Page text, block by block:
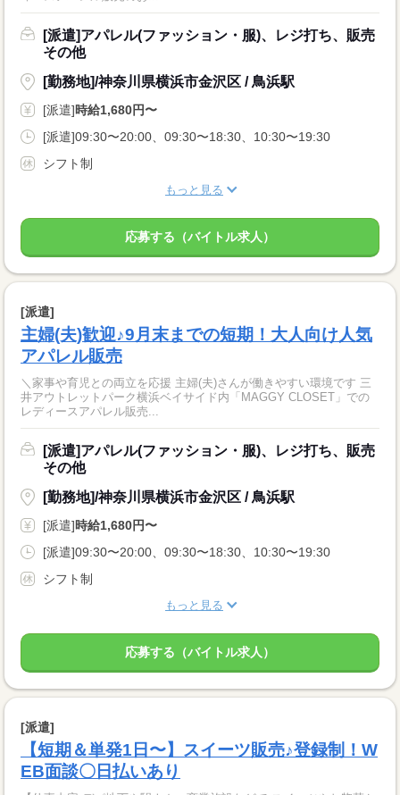
[派遣]アパレル(ファッション・服)、レジ打ち、販売
その他
[勤務地]/神奈川県横浜市金沢区 / 鳥浜駅
[派遣]時給1,680円〜
[派遣]09:30〜20:00、09:30〜18:30、10:30〜19:30
シフト制
もっと見る
応募する（バイトル求人）
[派遣]
主婦(夫)歓迎♪9月末までの短期！大人向け人気
アパレル販売
＼家事や育児との両立を応援 主婦(夫)さんが働きやすい環境です 三
井アウトレットパーク横浜ベイサイド内「MAGGY CLOSET」での
レディースアパレル販売...
[派遣]アパレル(ファッション・服)、レジ打ち、販売
その他
[勤務地]/神奈川県横浜市金沢区 / 鳥浜駅
[派遣]時給1,680円〜
[派遣]09:30〜20:00、09:30〜18:30、10:30〜19:30
シフト制
もっと見る
応募する（バイトル求人）
[派遣]
【短期＆単発1日〜】スイーツ販売♪登録制！W
EB面談〇日払いあり